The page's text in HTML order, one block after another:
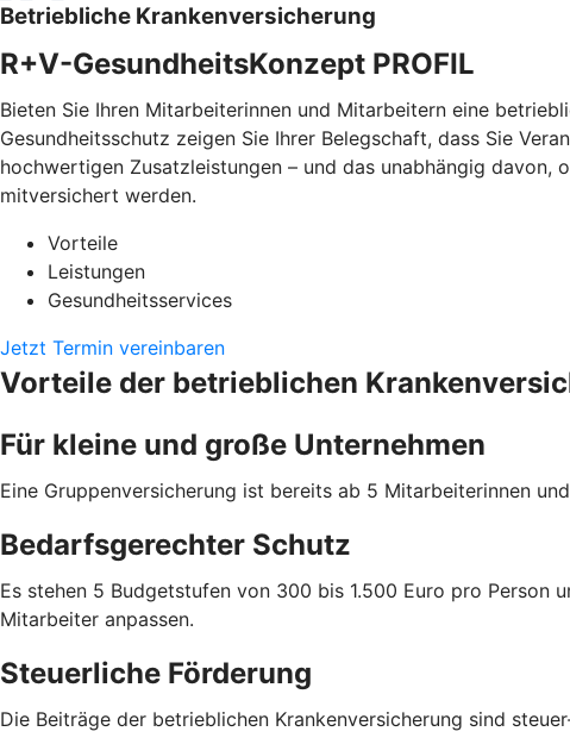
Betriebliche Krankenversicherung
R+V-GesundheitsKonzept PROFIL
Bieten Sie Ihren Mitarbeiterinnen und Mitarbeitern eine
Gesundheitsschutz zeigen Sie Ihrer Belegschaft, dass Sie
hochwertigen Zusatzleistungen – und das unabhängig
mitversichert werden.
Vorteile
Leistungen
Gesundheitsservices
Jetzt Termin vereinbaren
Vorteile der betrieblichen
Für kleine und große Unternehmen
Eine Gruppenversicherung ist bereits ab 5 Mitarbeiterinnen
Bedarfsgerechter Schutz
Es stehen 5 Budgetstufen von 300 bis 1.500 Euro pro Person
Mitarbeiter anpassen.
Steuerliche Förderung
Die Beiträge der betrieblichen Krankenversicherung sind